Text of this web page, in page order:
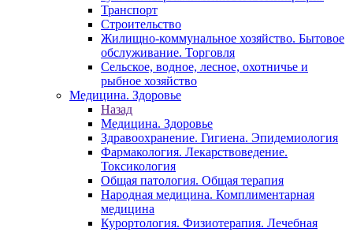
Транспорт
Строительство
Жилищно-коммунальное хозяйство. Бытовое
обслуживание. Торговля
Сельское, водное, лесное, охотничье и
рыбное хозяйство
Медицина. Здоровье
Назад
Медицина. Здоровье
Здравоохранение. Гигиена. Эпидемиология
Фармакология. Лекарствоведение.
Токсикология
Общая патология. Общая терапия
Народная медицина. Комплиментарная
медицина
Курортология. Физиотерапия. Лечебная